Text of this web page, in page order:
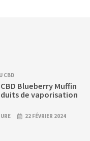
CBD
Blueberry Muffin
de vaporisation
22 FÉVRIER 2024